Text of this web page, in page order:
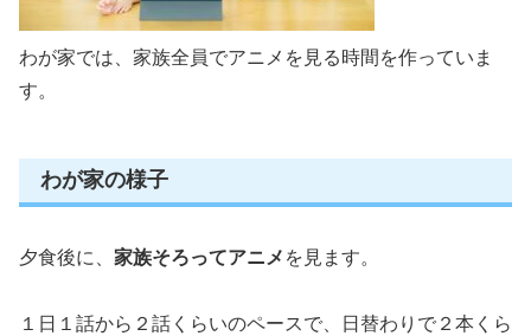
わが家では、家族全員でアニメを見る時間を作っていま
す。
わが家の様子
夕食後に、 家族そろってアニメ を見ます。
１日１話から２話くらいのペースで、日替わりで２本くら